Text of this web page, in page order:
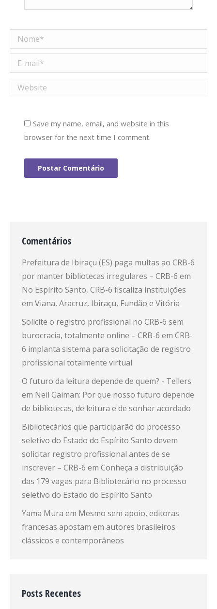
Nome *
E-mail *
Website
Save my name, email, and website in this
browser for the next time I comment.
Postar Comentário
Comentários
Prefeitura de Ibiraçu (ES) paga multas ao CRB-6
por manter bibliotecas irregulares – CRB-6 em
No Espírito Santo, CRB-6 fiscaliza instituições
em Viana, Aracruz, Ibiraçu, Fundão e Vitória
Solicite o registro profissional no CRB-6 sem
burocracia, totalmente online – CRB-6 em CRB-
6 implanta sistema para solicitação de registro
profissional totalmente virtual
O futuro da leitura depende de quem? - Tellers
em Neil Gaiman: Por que nosso futuro depende
de bibliotecas, de leitura e de sonhar acordado
Bibliotecários que participarão do processo
seletivo do Estado do Espírito Santo devem
solicitar registro profissional antes de se
inscrever – CRB-6 em Conheça a distribuição
das 179 vagas para Bibliotecário no processo
seletivo do Estado do Espírito Santo
Yama Mura em Mesmo sem apoio, editoras
francesas apostam em autores brasileiros
clássicos e contemporâneos
Posts Recentes